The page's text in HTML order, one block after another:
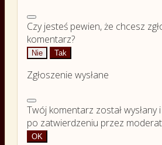
Czy jesteś pewien, że chcesz
komentarz?
Nie Tak
Zgłoszenie wysłane
Twój komentarz został wysłany
po zatwierdzeniu przez
OK